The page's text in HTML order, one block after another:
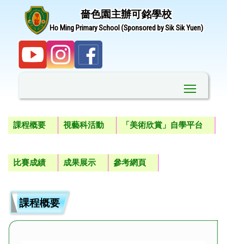
嗇色園主辦可銘學校
Ho Ming Primary School (Sponsored by Sik Sik Yuen)
課程概要 視藝科活動 「美術欣賞」自學平台
比賽成績 成果展示 參考網頁
課程概要